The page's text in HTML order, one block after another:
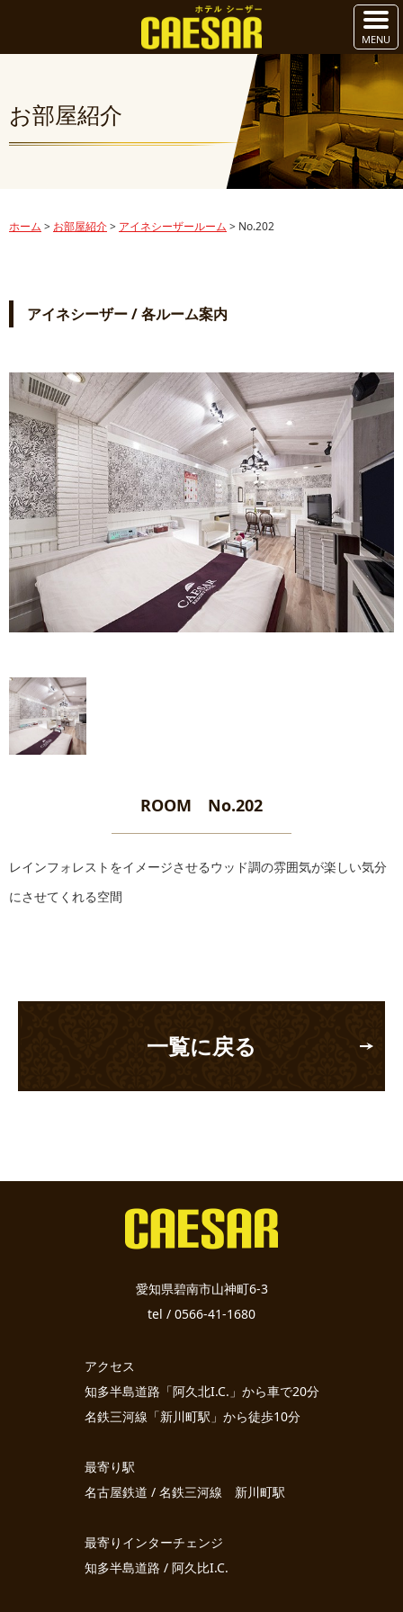
お部屋紹介
ホーム > お部屋紹介> アイネシーザールーム > No.202
アイネシーザー / 各ルーム案内
ROOM No.202
レインフォレストをイメージさせるウッド調の雰囲気が楽しい気分
にさせてくれる空間
一覧に戻る
愛知県碧南市山神町6-3
tel / 0566-41-1680
アクセス
知多半島道路「阿久北I.C.」から車で20分
名鉄三河線「新川町駅」から徒歩10分
最寄り駅
名古屋鉄道 / 名鉄三河線 新川町駅
最寄りインターチェンジ
知多半島道路 / 阿久比I.C.